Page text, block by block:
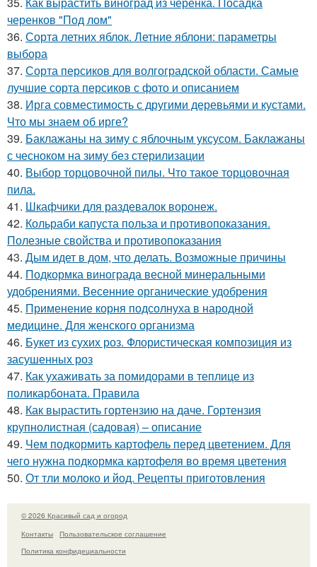
черенков "Под лом"
36. Сорта летних яблок. Летние яблони: параметры
выбора
37. Сорта персиков для волгоградской области. Самые
лучшие сорта персиков с фото и описанием
38. Ирга совместимость с другими деревьями и кустами.
Что мы знаем об ирге?
39. Баклажаны на зиму с яблочным уксусом. Баклажаны
с чесноком на зиму без стерилизации
40. Выбор торцовочной пилы. Что такое торцовочная
пила.
41. Шкафчики для раздевалок воронеж.
42. Кольраби капуста польза и противопоказания.
Полезные свойства и противопоказания
43. Дым идет в дом, что делать. Возможные причины
44. Подкормка винограда весной минеральными
удобрениями. Весенние органические удобрения
45. Применение корня подсолнуха в народной
медицине. Для женского организма
46. Букет из сухих роз. Флористическая композиция из
засушенных роз
47. Как ухаживать за помидорами в теплице из
поликарбоната. Правила
48. Как вырастить гортензию на даче. Гортензия
крупнолистная (садовая) – описание
49. Чем подкормить картофель перед цветением. Для
чего нужна подкормка картофеля во время цветения
50. От тли молоко и йод. Рецепты приготовления
© 2026 Красивый сад и огород
Контакты
Пользовательское соглашение
Политика конфидециальности